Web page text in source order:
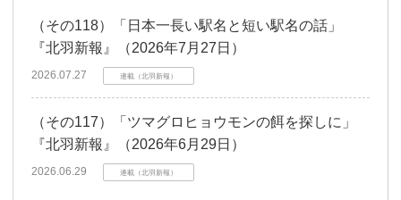
（その118）「日本一長い駅名と短い駅名の話」
『北羽新報』（2026年7月27日）
2026.07.27 連載（北羽新報）
（その117）「ツマグロヒョウモンの餌を探しに」
『北羽新報』（2026年6月29日）
2026.06.29 連載（北羽新報）